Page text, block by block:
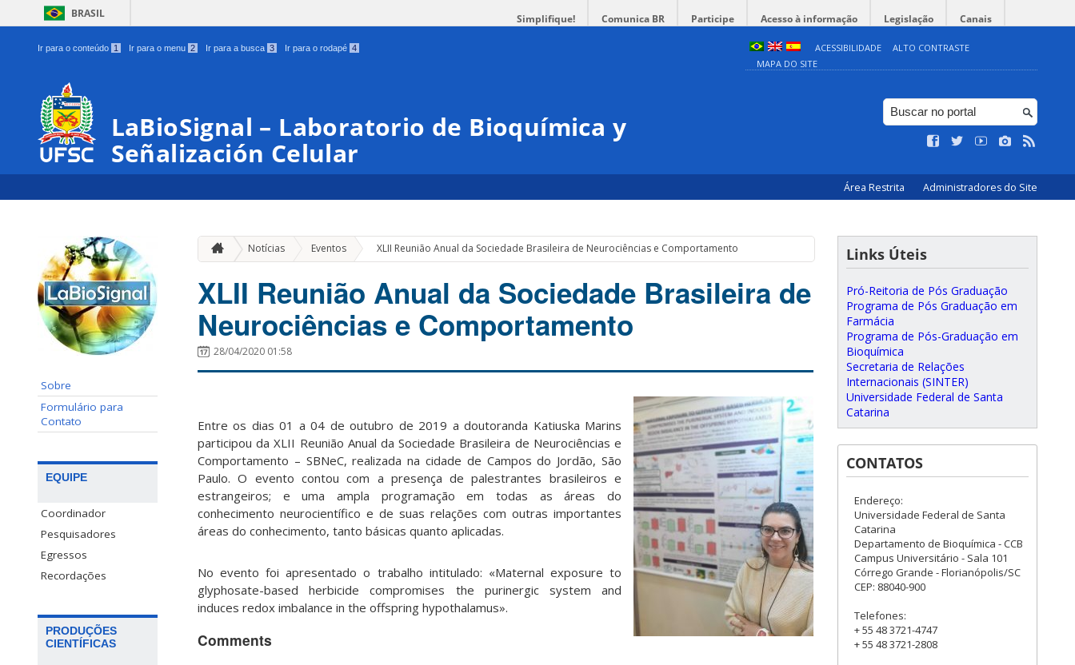
BRASIL Simplifique! Comunica BR Participe Acesso à informação Legislação Canais
Ir para o conteúdo 1 Ir para o menu 2 Ir para a busca 3 Ir para o rodapé 4 ACESSIBILIDADE
ALTO CONTRASTE
MAPA DO SITE
LaBioSignal – Laboratorio de Bioquímica y
Señalización Celular
Área Restrita Administradores do Site
Sobre
Formulário para
Contato
EQUIPE
Coordinador
Pesquisadores
Egressos
Recordações
PRODUÇÕES
CIENTÍFICAS
Notícias Eventos » XLII Reunião Anual da Sociedade Brasileira de Neurociências e Comportamento
XLII Reunião Anual da Sociedade Brasileira de
Neurociências e Comportamento
28/04/2020 01:58
Entre os dias 01 a 04 de outubro de 2019 a doutoranda Katiuska Marins
participou da XLII Reunião Anual da Sociedade Brasileira de Neurociências e
Comportamento – SBNeC, realizada na cidade de Campos do Jordão, São
Paulo. O evento contou com a presença de palestrantes brasileiros e
estrangeiros; e uma ampla programação em todas as áreas do
conhecimento neurocientífico e de suas relações com outras importantes
áreas do conhecimento, tanto básicas quanto aplicadas.
No evento foi apresentado o trabalho intitulado: «Maternal exposure to
glyphosate-based herbicide compromises the purinergic system and
induces redox imbalance in the offspring hypothalamus».
Comments
Links Úteis
Pró-Reitoria de Pós Graduação
Programa de Pós Graduação em
Farmácia
Programa de Pós-Graduação em
Bioquímica
Secretaria de Relações
Internacionais (SINTER)
Universidade Federal de Santa
Catarina
CONTATOS
Endereço:
Universidade Federal de Santa
Catarina
Departamento de Bioquímica - CCB
Campus Universitário - Sala 101
Córrego Grande - Florianópolis/SC
CEP: 88040-900
Telefones:
+ 55 48 3721-4747
+ 55 48 3721-2808